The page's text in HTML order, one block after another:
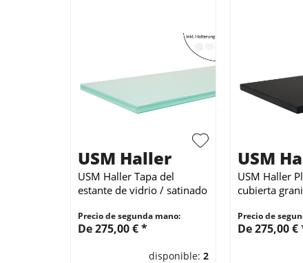
USM Haller
USM Haller Tapa del
estante de vidrio / satinado
Precio de segunda mano:
De 275,00 € *
disponible: 2
USM
USM Haller
cubierta
Precio de
De 275,00 €